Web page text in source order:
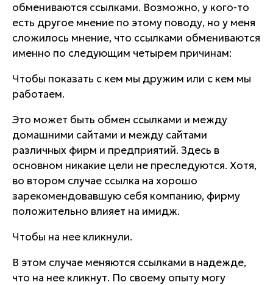
обмениваются ссылками. Возможно, у кого-то
есть другое мнение по этому поводу, но у меня
сложилось мнение, что ссылками обмениваются
именно по следующим четырем причинам:
Чтобы показать с кем мы дружим или с кем мы
работаем.
Это может быть обмен ссылками и между
домашними сайтами и между сайтами
различных фирм и предприятий. Здесь в
основном никакие цели не преследуются. Хотя,
во втором случае ссылка на хорошо
зарекомендовавшую себя компанию, фирму
положительно влияет на имидж.
Чтобы на нее кликнули.
В этом случае меняются ссылками в надежде,
что на нее кликнут. По своему опыту могу